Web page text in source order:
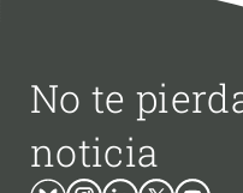
No te
noticia
BlueskyInstagram
LinkedinTwitterYoutube